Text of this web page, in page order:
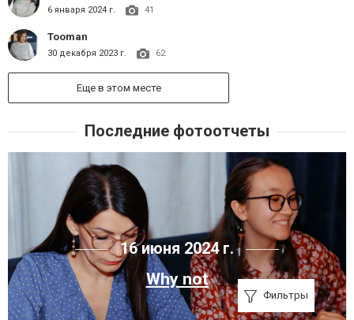
6 января 2024 г. 41
Tooman
30 декабря 2023 г. 62
Еще в этом месте
Последние фотоотчеты
16 июня 2024 г.
Why not
Фильтры